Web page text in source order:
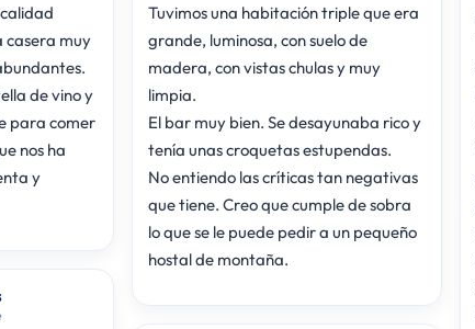
casera muy
de vino y
nos ha
y
Tuvimos una habitación triple que era
grande, luminosa, con suelo de
madera, con vistas chulas y muy
limpia.
El bar muy bien. Se desayunaba rico y
tenía unas croquetas estupendas.
No entiendo las críticas tan negativas
que tiene. Creo que cumple de sobra
lo que se le puede pedir a un pequeño
hostal de montaña.